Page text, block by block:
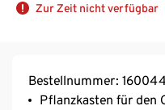
Zur Zeit nicht verfügbar
Bestellnummer:
Pflanzkasten für den